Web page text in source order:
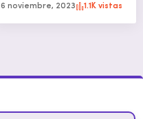
6 noviembre, 2023 1.1K vistas